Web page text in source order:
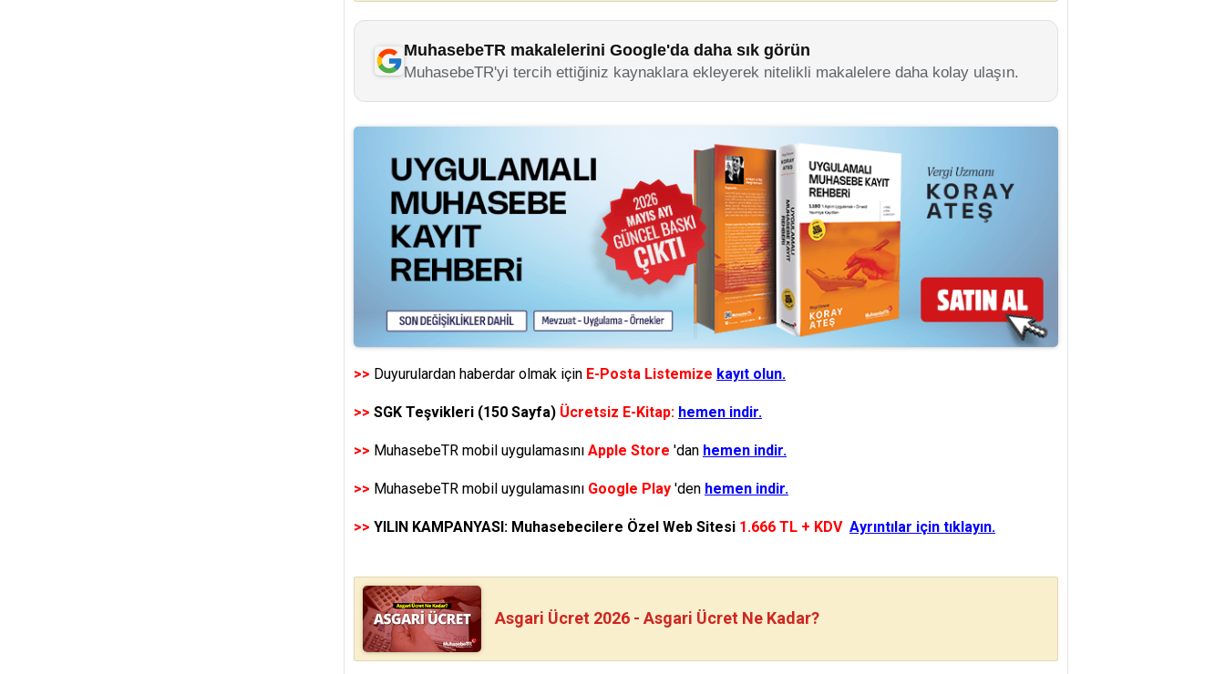
MuhasebeTR makalelerini Google'da daha sık görün
MuhasebeTR'yi tercih ettiğiniz kaynaklara ekleyerek nitelikli makalelere daha kolay ulaşın.
>> Duyurulardan haberdar olmak için E-Posta Listemize kayıt olun.
>> SGK Teşvikleri (150 Sayfa) Ücretsiz E-Kitap: hemen indir.
>> MuhasebeTR mobil uygulamasını Apple Store 'dan hemen indir.
>> MuhasebeTR mobil uygulamasını Google Play 'den hemen indir.
>> YILIN KAMPANYASI: Muhasebecilere Özel Web Sitesi 1.666 TL + KDV Ayrıntılar için tıklayın.
Asgari Ücret 2026 - Asgari Ücret Ne Kadar?